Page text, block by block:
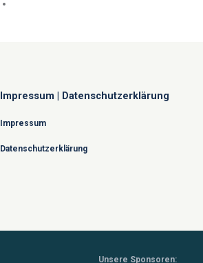
Impressum | Datenschutzerklärung
Impressum
Datenschutzerklärung
Unsere Sponsoren: